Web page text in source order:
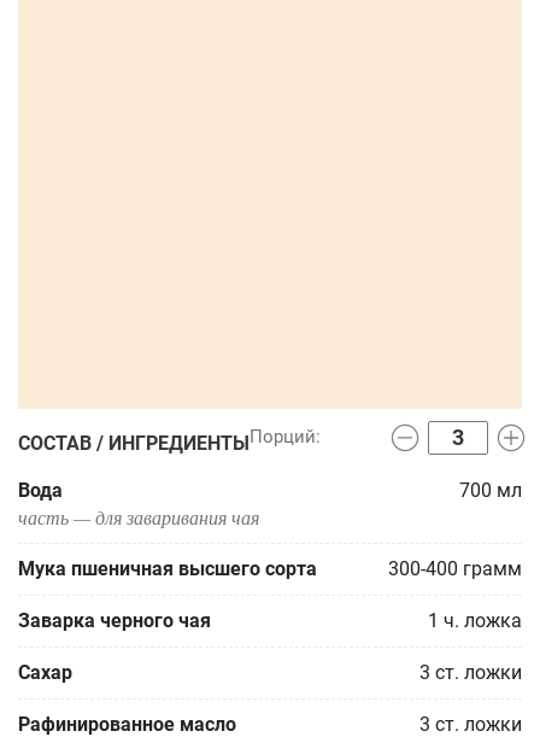
СОСТАВ / ИНГРЕДИЕНТЫ
Вода 700 мл
часть — для заваривания чая
Мука пшеничная высшего сорта 300-400 грамм
Заварка черного чая 1 ч. ложка
Сахар 3 ст. ложки
Рафинированное масло 3 ст. ложки